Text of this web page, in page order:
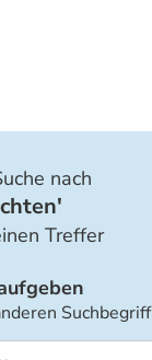
nach
'
Treffer
Suchbegriff